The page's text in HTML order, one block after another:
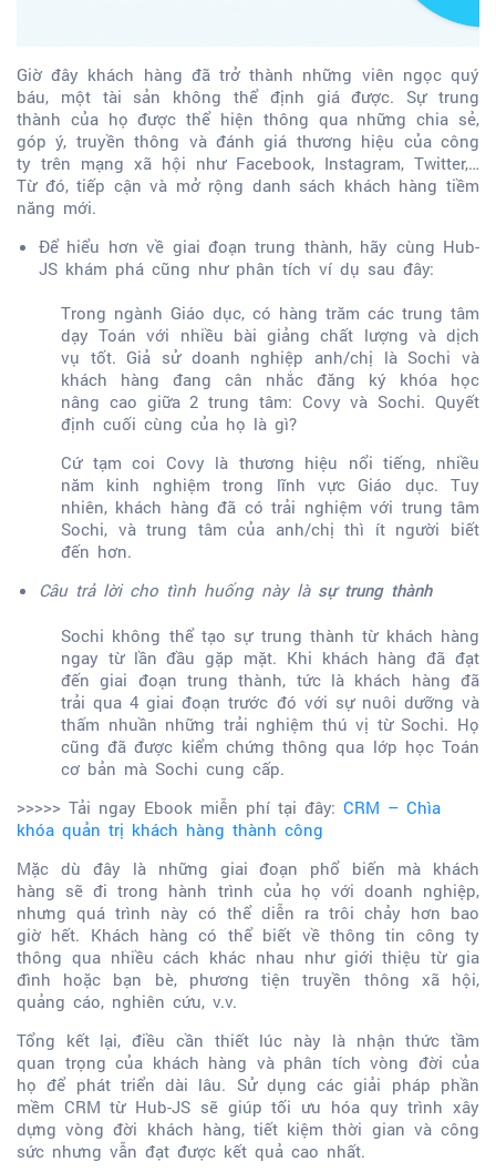
Giờ đây khách hàng đã trở thành những viên ngọc quý
báu, một tài sản không thể định giá được. Sự trung
thành của họ được thể hiện thông qua những chia sẻ,
góp ý, truyền thông và đánh giá thương hiệu của công
ty trên mạng xã hội như Facebook, Instagram, Twitter,…
Từ đó, tiếp cận và mở rộng danh sách khách hàng tiềm
năng mới.
Để hiểu hơn về giai đoạn trung thành, hãy cùng Hub-
JS khám phá cũng như phân tích ví dụ sau đây:
Trong ngành Giáo dục, có hàng trăm các trung tâm
dạy Toán với nhiều bài giảng chất lượng và dịch
vụ tốt. Giả sử doanh nghiệp anh/chị là Sochi và
khách hàng đang cân nhắc đăng ký khóa học
nâng cao giữa 2 trung tâm: Covy và Sochi. Quyết
định cuối cùng của họ là gì?
Cứ tạm coi Covy là thương hiệu nổi tiếng, nhiều
năm kinh nghiệm trong lĩnh vực Giáo dục. Tuy
nhiên, khách hàng đã có trải nghiệm với trung tâm
Sochi, và trung tâm của anh/chị thì ít người biết
đến hơn.
Câu trả lời cho tình huống này là sự trung thành
Sochi không thể tạo sự trung thành từ khách hàng
ngay từ lần đầu gặp mặt. Khi khách hàng đã đạt
đến giai đoạn trung thành, tức là khách hàng đã
trải qua 4 giai đoạn trước đó với sự nuôi dưỡng và
thấm nhuần những trải nghiệm thú vị từ Sochi. Họ
cũng đã được kiểm chứng thông qua lớp học Toán
cơ bản mà Sochi cung cấp.
>>>>> Tải ngay Ebook miễn phí tại đây: CRM – Chìa
khóa quản trị khách hàng thành công
Mặc dù đây là những giai đoạn phổ biến mà khách
hàng sẽ đi trong hành trình của họ với doanh nghiệp,
nhưng quá trình này có thể diễn ra trôi chảy hơn bao
giờ hết. Khách hàng có thể biết về thông tin công ty
thông qua nhiều cách khác nhau như giới thiệu từ gia
đình hoặc bạn bè, phương tiện truyền thông xã hội,
quảng cáo, nghiên cứu, v.v.
Tổng kết lại, điều cần thiết lúc này là nhận thức tầm
quan trọng của khách hàng và phân tích vòng đời của
họ để phát triển dài lâu. Sử dụng các giải pháp phần
mềm CRM từ Hub-JS sẽ giúp tối ưu hóa quy trình xây
dựng vòng đời khách hàng, tiết kiệm thời gian và công
sức nhưng vẫn đạt được kết quả cao nhất.